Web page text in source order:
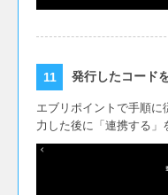
発行したコード
エブリポイントで手順に
力した後に「連携する」